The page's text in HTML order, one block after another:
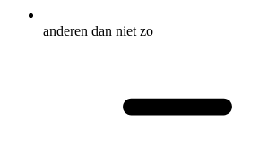
anderen dan niet zo